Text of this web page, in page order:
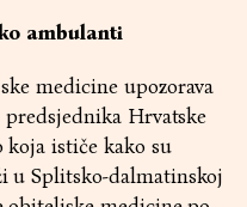
ambulanti
medicine upozorava
Hrvatske
ističe kako su
u Splitsko-dalmatinskoj